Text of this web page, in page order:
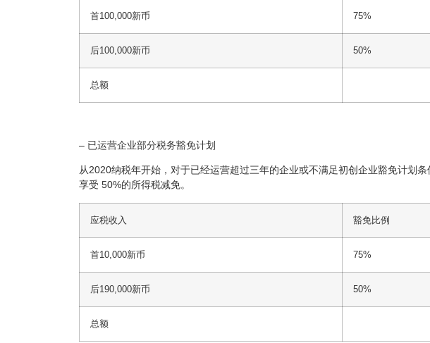
首100,000新币 75%
后100,000新币 50%
总额
– 已运营企业部分税务豁免计划
从2020纳税年开始，对于已经运营超过三年的企业或不满足初创企业豁免计划
享受 50%的所得税减免。
应税收入 豁免比例
首10,000新币 75%
后190,000新币 50%
总额